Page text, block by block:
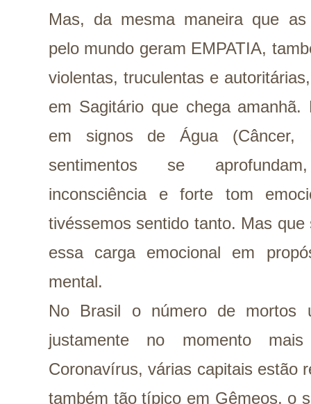
Mas, da mesma maneira que
pelo mundo geram EMPATIA,
violentas, truculentas e
em Sagitário que chega
em signos de Água (Câncer,
sentimentos se
inconsciência e forte tom
tivéssemos sentido tanto. Mas
essa carga emocional em
mental.
No Brasil o número de mortos
justamente no momento
Coronavírus, várias capitais estão
também tão típico em Gêmeos, o